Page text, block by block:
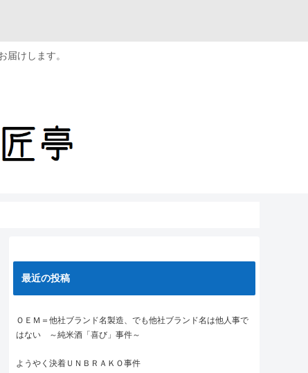
けします。
最近の投稿
ＯＥＭ＝他社ブランド名製造、でも他社ブランド名は他人事で
はない ～純米酒「喜び」事件～
ようやく決着ＵＮＢＲＡＫＯ事件